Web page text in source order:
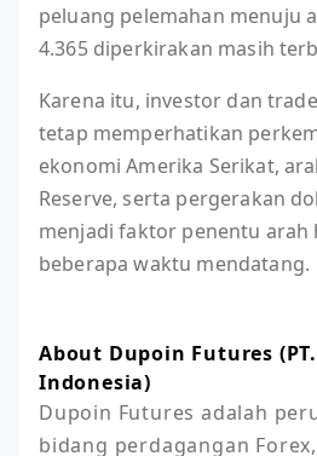
peluang pelemahan menuju
4.365 diperkirakan masih
Karena itu, investor dan
tetap memperhatikan
ekonomi Amerika Serikat,
Reserve, serta pergerakan
menjadi faktor penentu arah
beberapa waktu mendatang.
About Dupoin Futures
Indonesia)
Dupoin Futures adalah
bidang perdagangan